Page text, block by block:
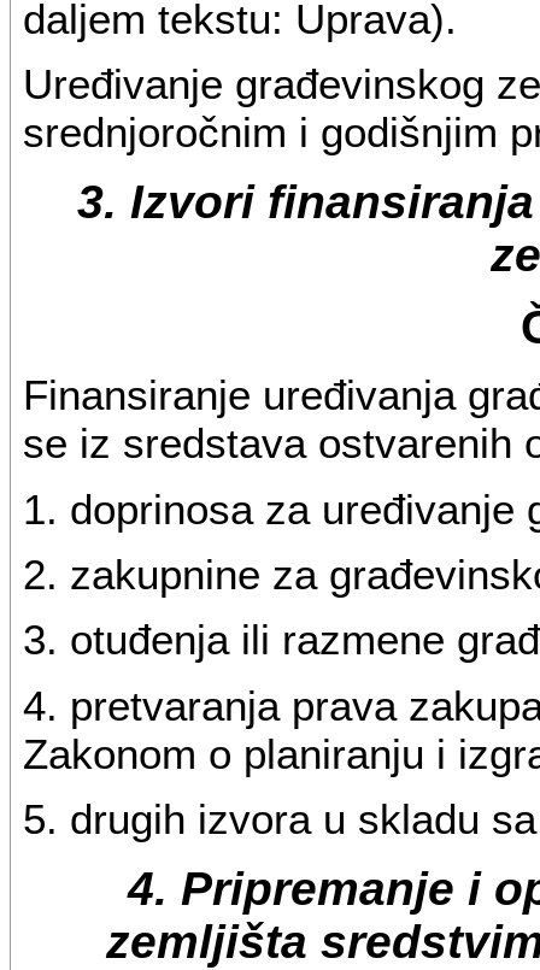
daljem tekstu: Uprava).
Uređivanje građevinskog
srednjoročnim i godišnjim
3. Izvori
Finansiranje uređivanja
se iz sredstava ostvarenih
1. doprinosa za uređivanje
2. zakupnine za
3. otuđenja ili razmene
4. pretvaranja prava
Zakonom o planiranju i
5. drugih izvora u skladu
4. Pripremanje i
zemljišta